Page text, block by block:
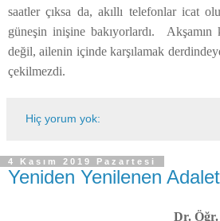
saatler çıksa da, akıllı telefonlar icat
güneşin inişine bakıyorlardı. Akşamın
değil, ailenin içinde karşılamak
çekilmezdi.
Hiç yorum yok:
4 Kasım 2019 Pazartesi
Yeniden Yenilenen Adalet
Dr.